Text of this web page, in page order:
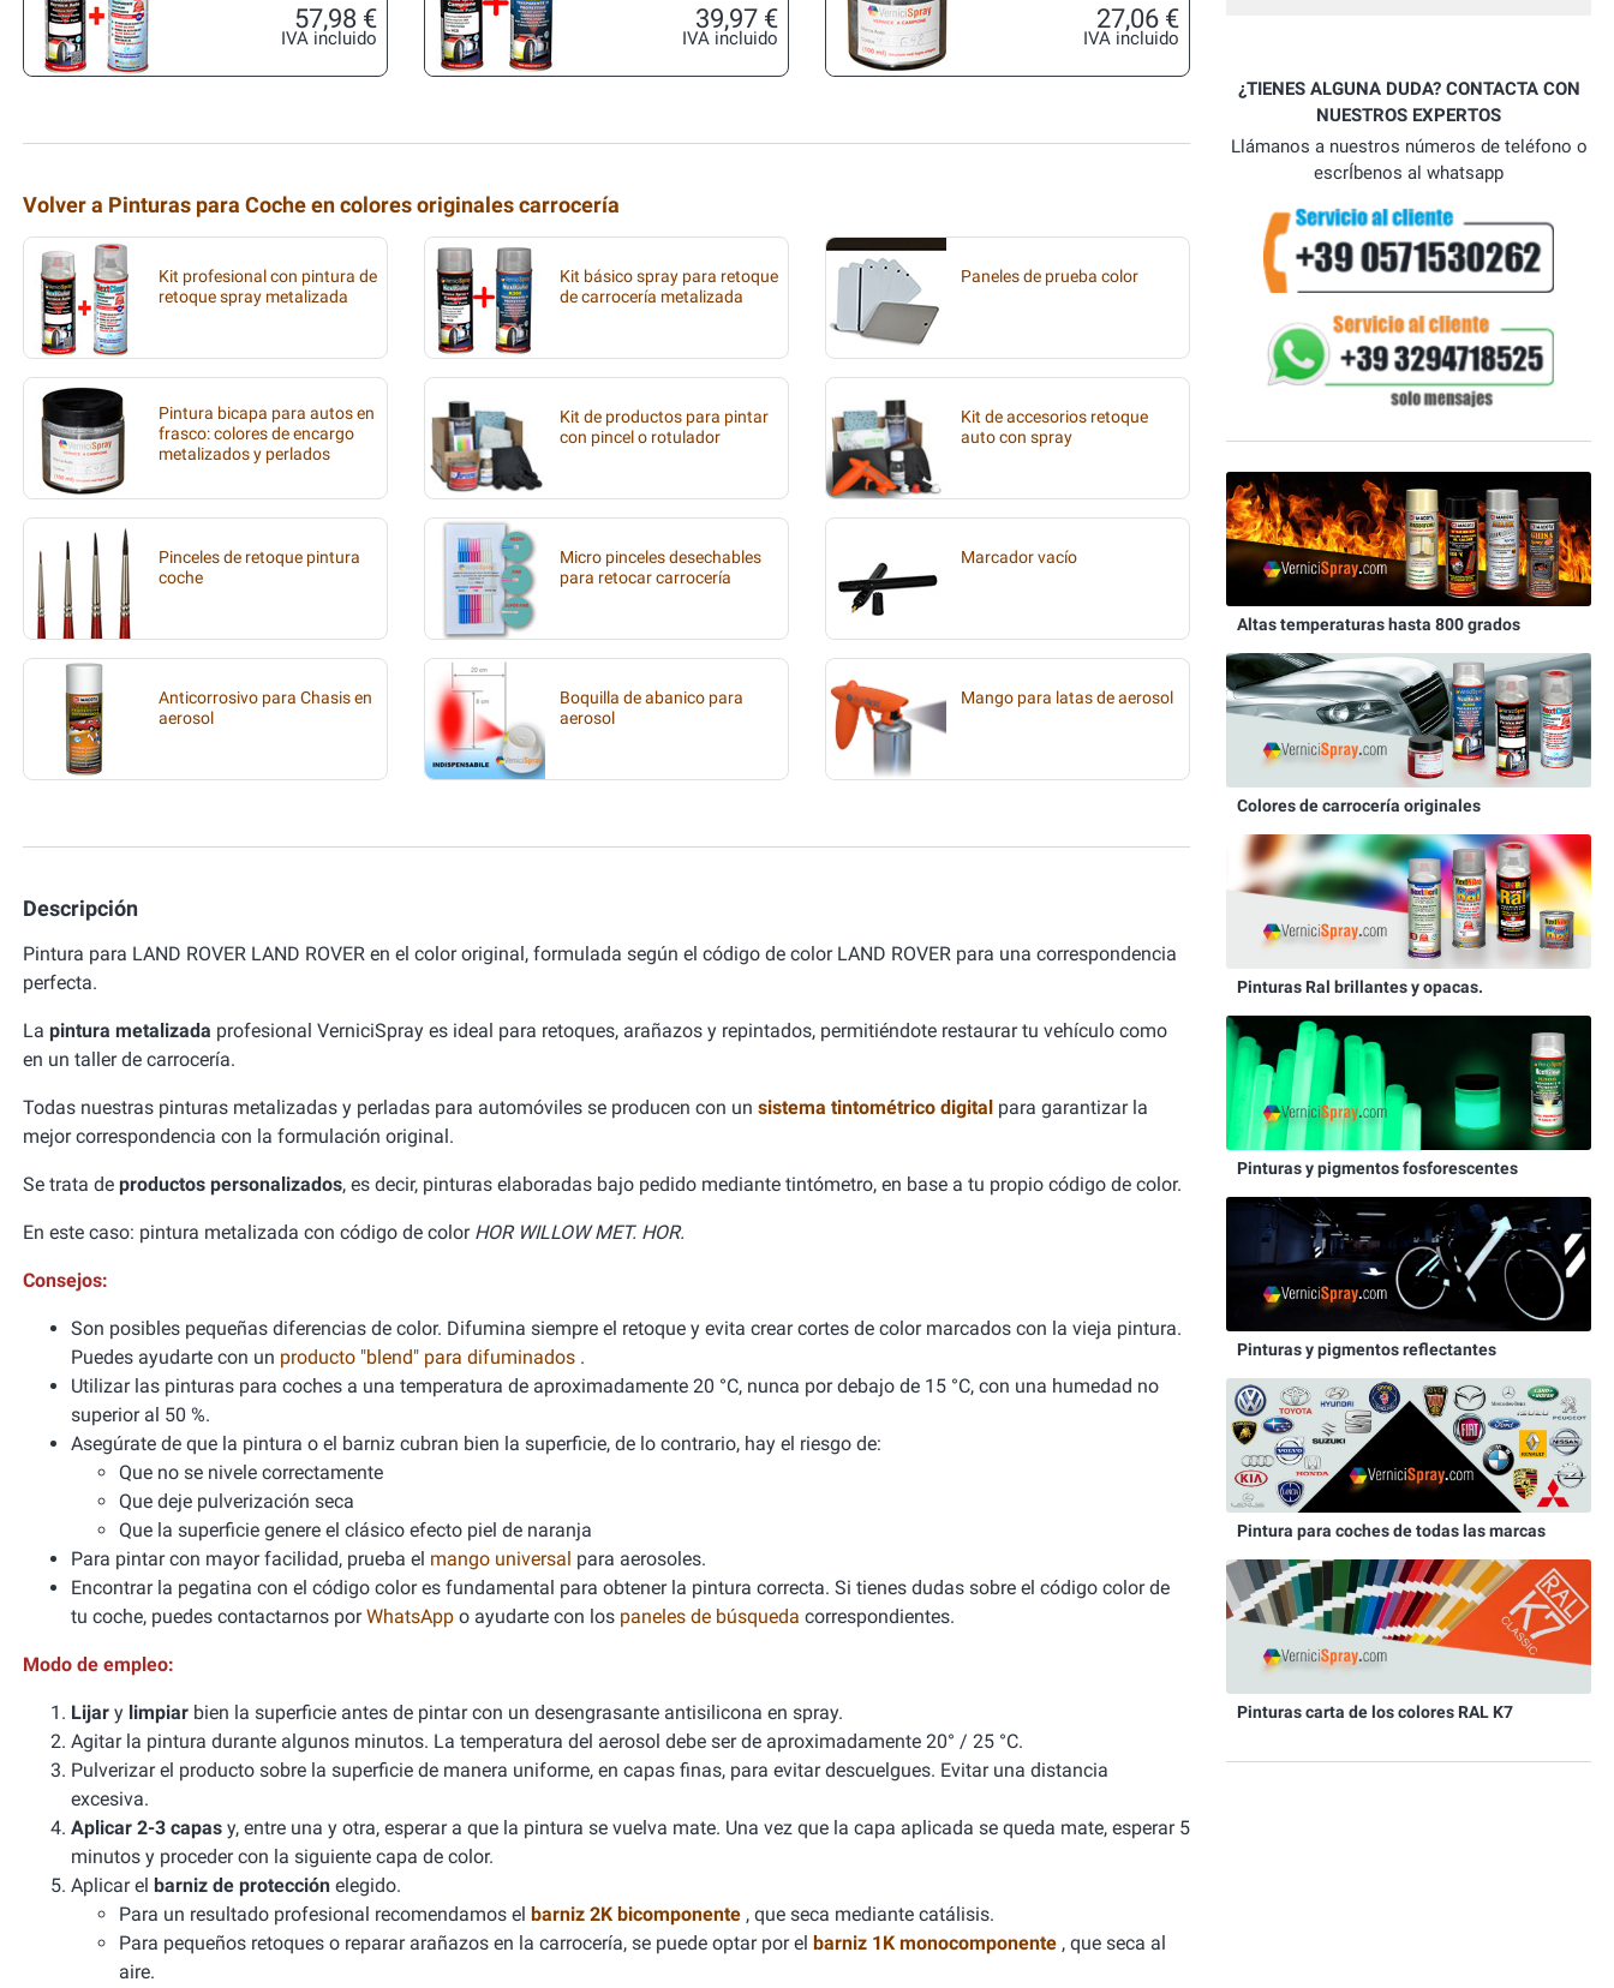
57,98 €
IVA incluido
39,97 €
IVA incluido
27,06 €
IVA incluido
Volver a Pinturas para Coche en colores originales carrocería
Kit profesional con pintura de
retoque spray metalizada
Kit básico spray para retoque
de carrocería metalizada
Paneles de prueba color
Pintura bicapa para autos en
frasco: colores de encargo
metalizados y perlados
Kit de productos para pintar
con pincel o rotulador
Kit de accesorios retoque
auto con spray
Pinceles de retoque pintura
coche
Micro pinceles desechables
para retocar carrocería
Marcador vacío
Anticorrosivo para Chasis en
aerosol
Boquilla de abanico para
aerosol
Mango para latas de aerosol
Descripción
Pintura para LAND ROVER LAND ROVER en el color original, formulada según el código de color LAND ROVER para una correspondencia
perfecta.
La pintura metalizada profesional VerniciSpray es ideal para retoques, arañazos y repintados, permitiéndote restaurar tu vehículo como
en un taller de carrocería.
Todas nuestras pinturas metalizadas y perladas para automóviles se producen con un sistema tintométrico digital para garantizar la
mejor correspondencia con la formulación original.
Se trata de productos personalizados, es decir, pinturas elaboradas bajo pedido mediante tintómetro, en base a tu propio código de color.
En este caso: pintura metalizada con código de color HOR WILLOW MET. HOR.
Consejos:
Son posibles pequeñas diferencias de color. Difumina siempre el retoque y evita crear cortes de color marcados con la vieja pintura.
Puedes ayudarte con un producto "blend" para difuminados .
Utilizar las pinturas para coches a una temperatura de aproximadamente 20 °C, nunca por debajo de 15 °C, con una humedad no
superior al 50 %.
Asegúrate de que la pintura o el barniz cubran bien la superficie, de lo contrario, hay el riesgo de:
Que no se nivele correctamente
Que deje pulverización seca
Que la superficie genere el clásico efecto piel de naranja
Para pintar con mayor facilidad, prueba el mango universal para aerosoles.
Encontrar la pegatina con el código color es fundamental para obtener la pintura correcta. Si tienes dudas sobre el código color de
tu coche, puedes contactarnos porWhatsApp o ayudarte con los paneles de búsqueda correspondientes.
Modo de empleo:
Lijar y limpiar bien la superficie antes de pintar con un desengrasante antisilicona en spray.
Agitar la pintura durante algunos minutos. La temperatura del aerosol debe ser de aproximadamente 20° / 25 °C.
Pulverizar el producto sobre la superficie de manera uniforme, en capas finas, para evitar descuelgues. Evitar una distancia
excesiva.
Aplicar 2-3 capas y, entre una y otra, esperar a que la pintura se vuelva mate. Una vez que la capa aplicada se queda mate, esperar 5
minutos y proceder con la siguiente capa de color.
Aplicar el barniz de protección elegido.
Para un resultado profesional recomendamos el barniz 2K bicomponente , que seca mediante catálisis.
Para pequeños retoques o reparar arañazos en la carrocería, se puede optar por el barniz 1K monocomponente , que seca al
aire.
¿TIENES ALGUNA DUDA? CONTACTA CON
NUESTROS EXPERTOS
Llámanos a nuestros números de teléfono o
escrÍbenos al whatsapp
Altas temperaturas hasta 800 grados
Colores de carrocería originales
Pinturas Ral brillantes y opacas.
Pinturas y pigmentos fosforescentes
Pinturas y pigmentos reflectantes
Pintura para coches de todas las marcas
Pinturas carta de los colores RAL K7